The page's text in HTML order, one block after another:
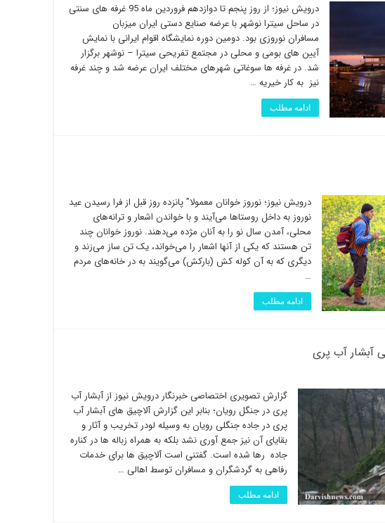
درویش نیوز؛ از روز پنجم تا دوازدهم فروردین ماه 95 غرفه های سنتی
در ساحل سیترا نوشهر با عرضه صنایع دستی ایران میزبان
مسافران نوروزی بود. دومین دوره نمایشگاه اقوام ایرانی با نمایش
آیین های بومی و محلی در مجتمع تفریحی سیترا – نوشهر برگزار
شد. در غرفه ها سوغاتی شهرهای مختلف ایران عرضه شد و چند غرفه
نیز به کار خیریه …
ادامه مطلب
درویش نیوز؛ نوروز خوانان معمولا” پانزده روز قبل از فرا رسیدن عید
نوروز به داخل روستاها می‌آیند و با خواندن اشعار و ترانه‌های
محلی، آمدن سال نو را به آنان مژده می‌دهند. نوروز خوانان چند
تن هستند که یکی از آنها اشعار را می‌خواند، یک تن ساز می‌زند و
دیگری که به آن کوله کش (بارکش) می‌گویند به در خانه‌های مردم
…
ادامه مطلب
آبشار آب پری
گزارش تصویری اختصاصی خبرنگار درویش نیوز از آبشار آب
پری در جنگل رویان؛ بنابر این گزارش آلاچیق های آبشار آب
پری در جاده جنگلی رویان به وسیله لودر تخریب و آثار و
بقایای آن نیز جمع آوری نشد بلکه به همراه زباله ها در کناره
جاده رها شده است. گفتنی است آلاچیق ها برای خدمات
رفاهی به گردشگران و مسافران توسط اهالی …
ادامه مطلب